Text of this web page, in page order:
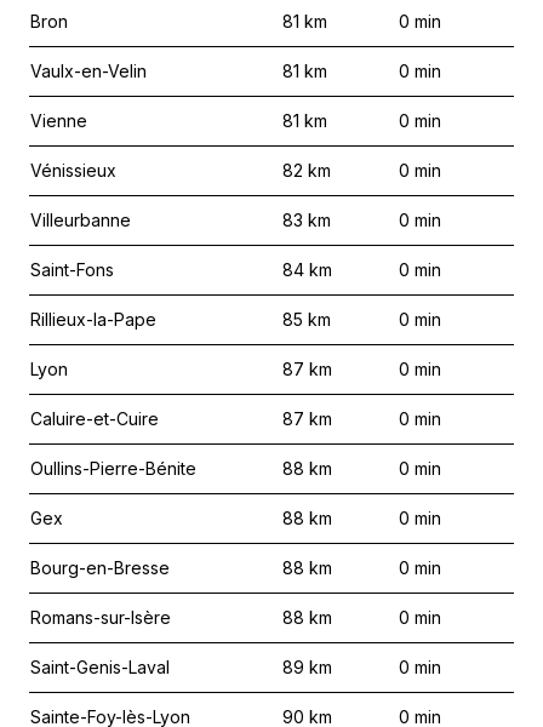
Bron 81 km 0 min
Vaulx-en-Velin 81 km 0 min
Vienne 81 km 0 min
Vénissieux 82 km 0 min
Villeurbanne 83 km 0 min
Saint-Fons 84 km 0 min
Rillieux-la-Pape 85 km 0 min
Lyon 87 km 0 min
Caluire-et-Cuire 87 km 0 min
Oullins-Pierre-Bénite 88 km 0 min
Gex 88 km 0 min
Bourg-en-Bresse 88 km 0 min
Romans-sur-Isère 88 km 0 min
Saint-Genis-Laval 89 km 0 min
Sainte-Foy-lès-Lyon 90 km 0 min